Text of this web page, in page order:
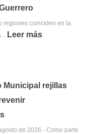
regiones coinciden en la
Leer más
Municipal rejillas
de 2026.- Como parte